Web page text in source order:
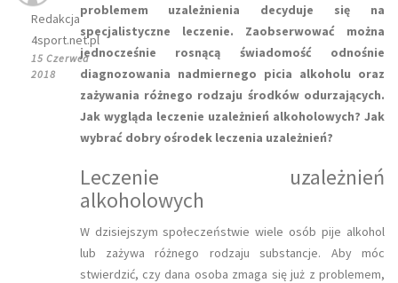
Redakcja
4sport.net.pl
15 Czerwca
2018
problemem uzależnienia decyduje się na
specjalistyczne leczenie. Zaobserwować można
jednocześnie rosnącą świadomość odnośnie
diagnozowania nadmiernego picia alkoholu oraz
zażywania różnego rodzaju środków odurzających.
Jak wygląda leczenie uzależnień alkoholowych? Jak
wybrać dobry ośrodek leczenia uzależnień?
Leczenie uzależnień
alkoholowych
W dzisiejszym społeczeństwie wiele osób pije alkohol
lub zażywa różnego rodzaju substancje. Aby móc
stwierdzić, czy dana osoba zmaga się już z problemem,